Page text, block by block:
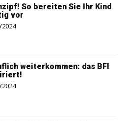
So bereiten Sie Ihr Kind
vor
weiterkommen: das BFI